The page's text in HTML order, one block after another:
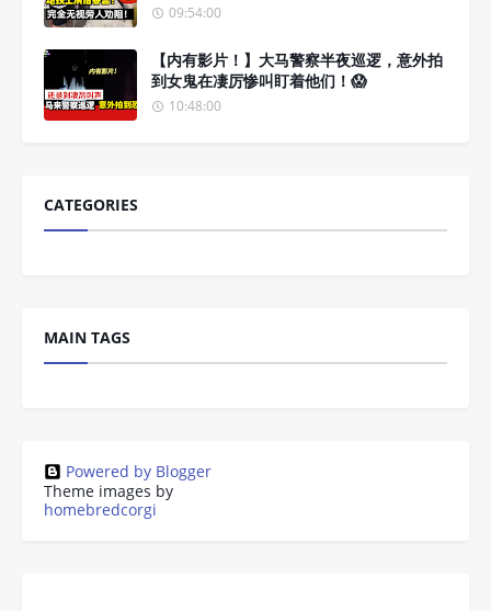
09:54:00
【内有影片！】大马警察半夜巡逻，意外拍
到女鬼在凄厉惨叫盯着他们！😱
10:48:00
CATEGORIES
MAIN TAGS
Powered by Blogger
Theme images by
homebredcorgi